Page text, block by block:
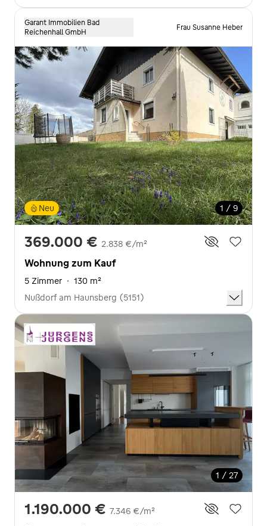
Garant Immobilien Bad
Reichenhall GmbH
Frau Susanne Heber
1 / 9
Neu
369.000 € 2.838 €/m²
Wohnung zum Kauf
5 Zimmer · 130 m²
Nußdorf am Haunsberg (5151)
1 / 27
1.190.000 € 7.346 €/m²